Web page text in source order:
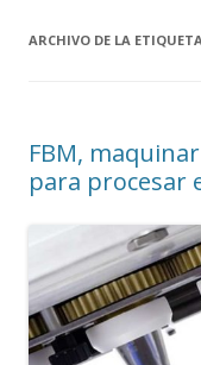
ARCHIVO DE LA
FBM,
para procesar